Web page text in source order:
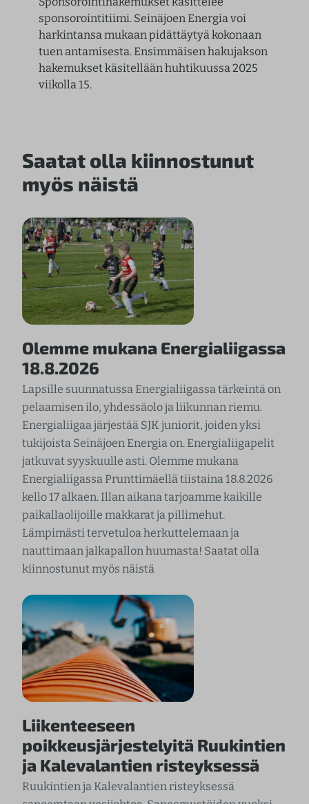
sponsorointitiimi. Seinäjoen Energia voi
harkintansa mukaan pidättäytyä kokonaan
tuen antamisesta. Ensimmäisen hakujakson
hakemukset käsitellään huhtikuussa 2025
viikolla 15.
Saatat olla kiinnostunut
myös näistä
Olemme mukana Energialiigassa
18.8.2026
Lapsille suunnatussa Energialiigassa tärkeintä on
pelaamisen ilo, yhdessäolo ja liikunnan riemu.
Energialiigaa järjestää SJK juniorit, joiden yksi
tukijoista Seinäjoen Energia on. Energialiigapelit
jatkuvat syyskuulle asti. Olemme mukana
Energialiigassa Prunttimäellä tiistaina 18.8.2026
kello 17 alkaen. Illan aikana tarjoamme kaikille
paikallaolijoille makkarat ja pillimehut.
Lämpimästi tervetuloa herkuttelemaan ja
nauttimaan jalkapallon huumasta! Saatat olla
kiinnostunut myös näistä
Liikenteeseen
poikkeusjärjestelyitä Ruukintien
ja Kalevalantien risteyksessä
Ruukintien ja Kalevalantien risteyksessä